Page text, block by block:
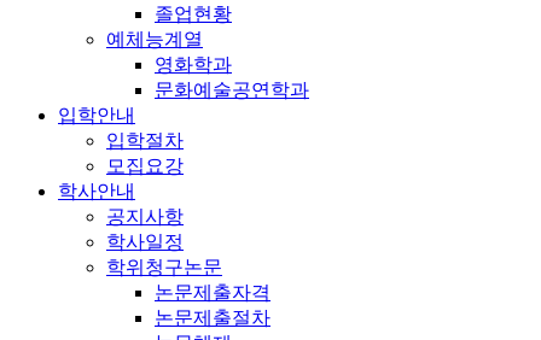
졸업현황
예체능계열
영화학과
문화예술공연학과
입학안내
입학절차
모집요강
학사안내
공지사항
학사일정
학위청구논문
논문제출자격
논문제출절차